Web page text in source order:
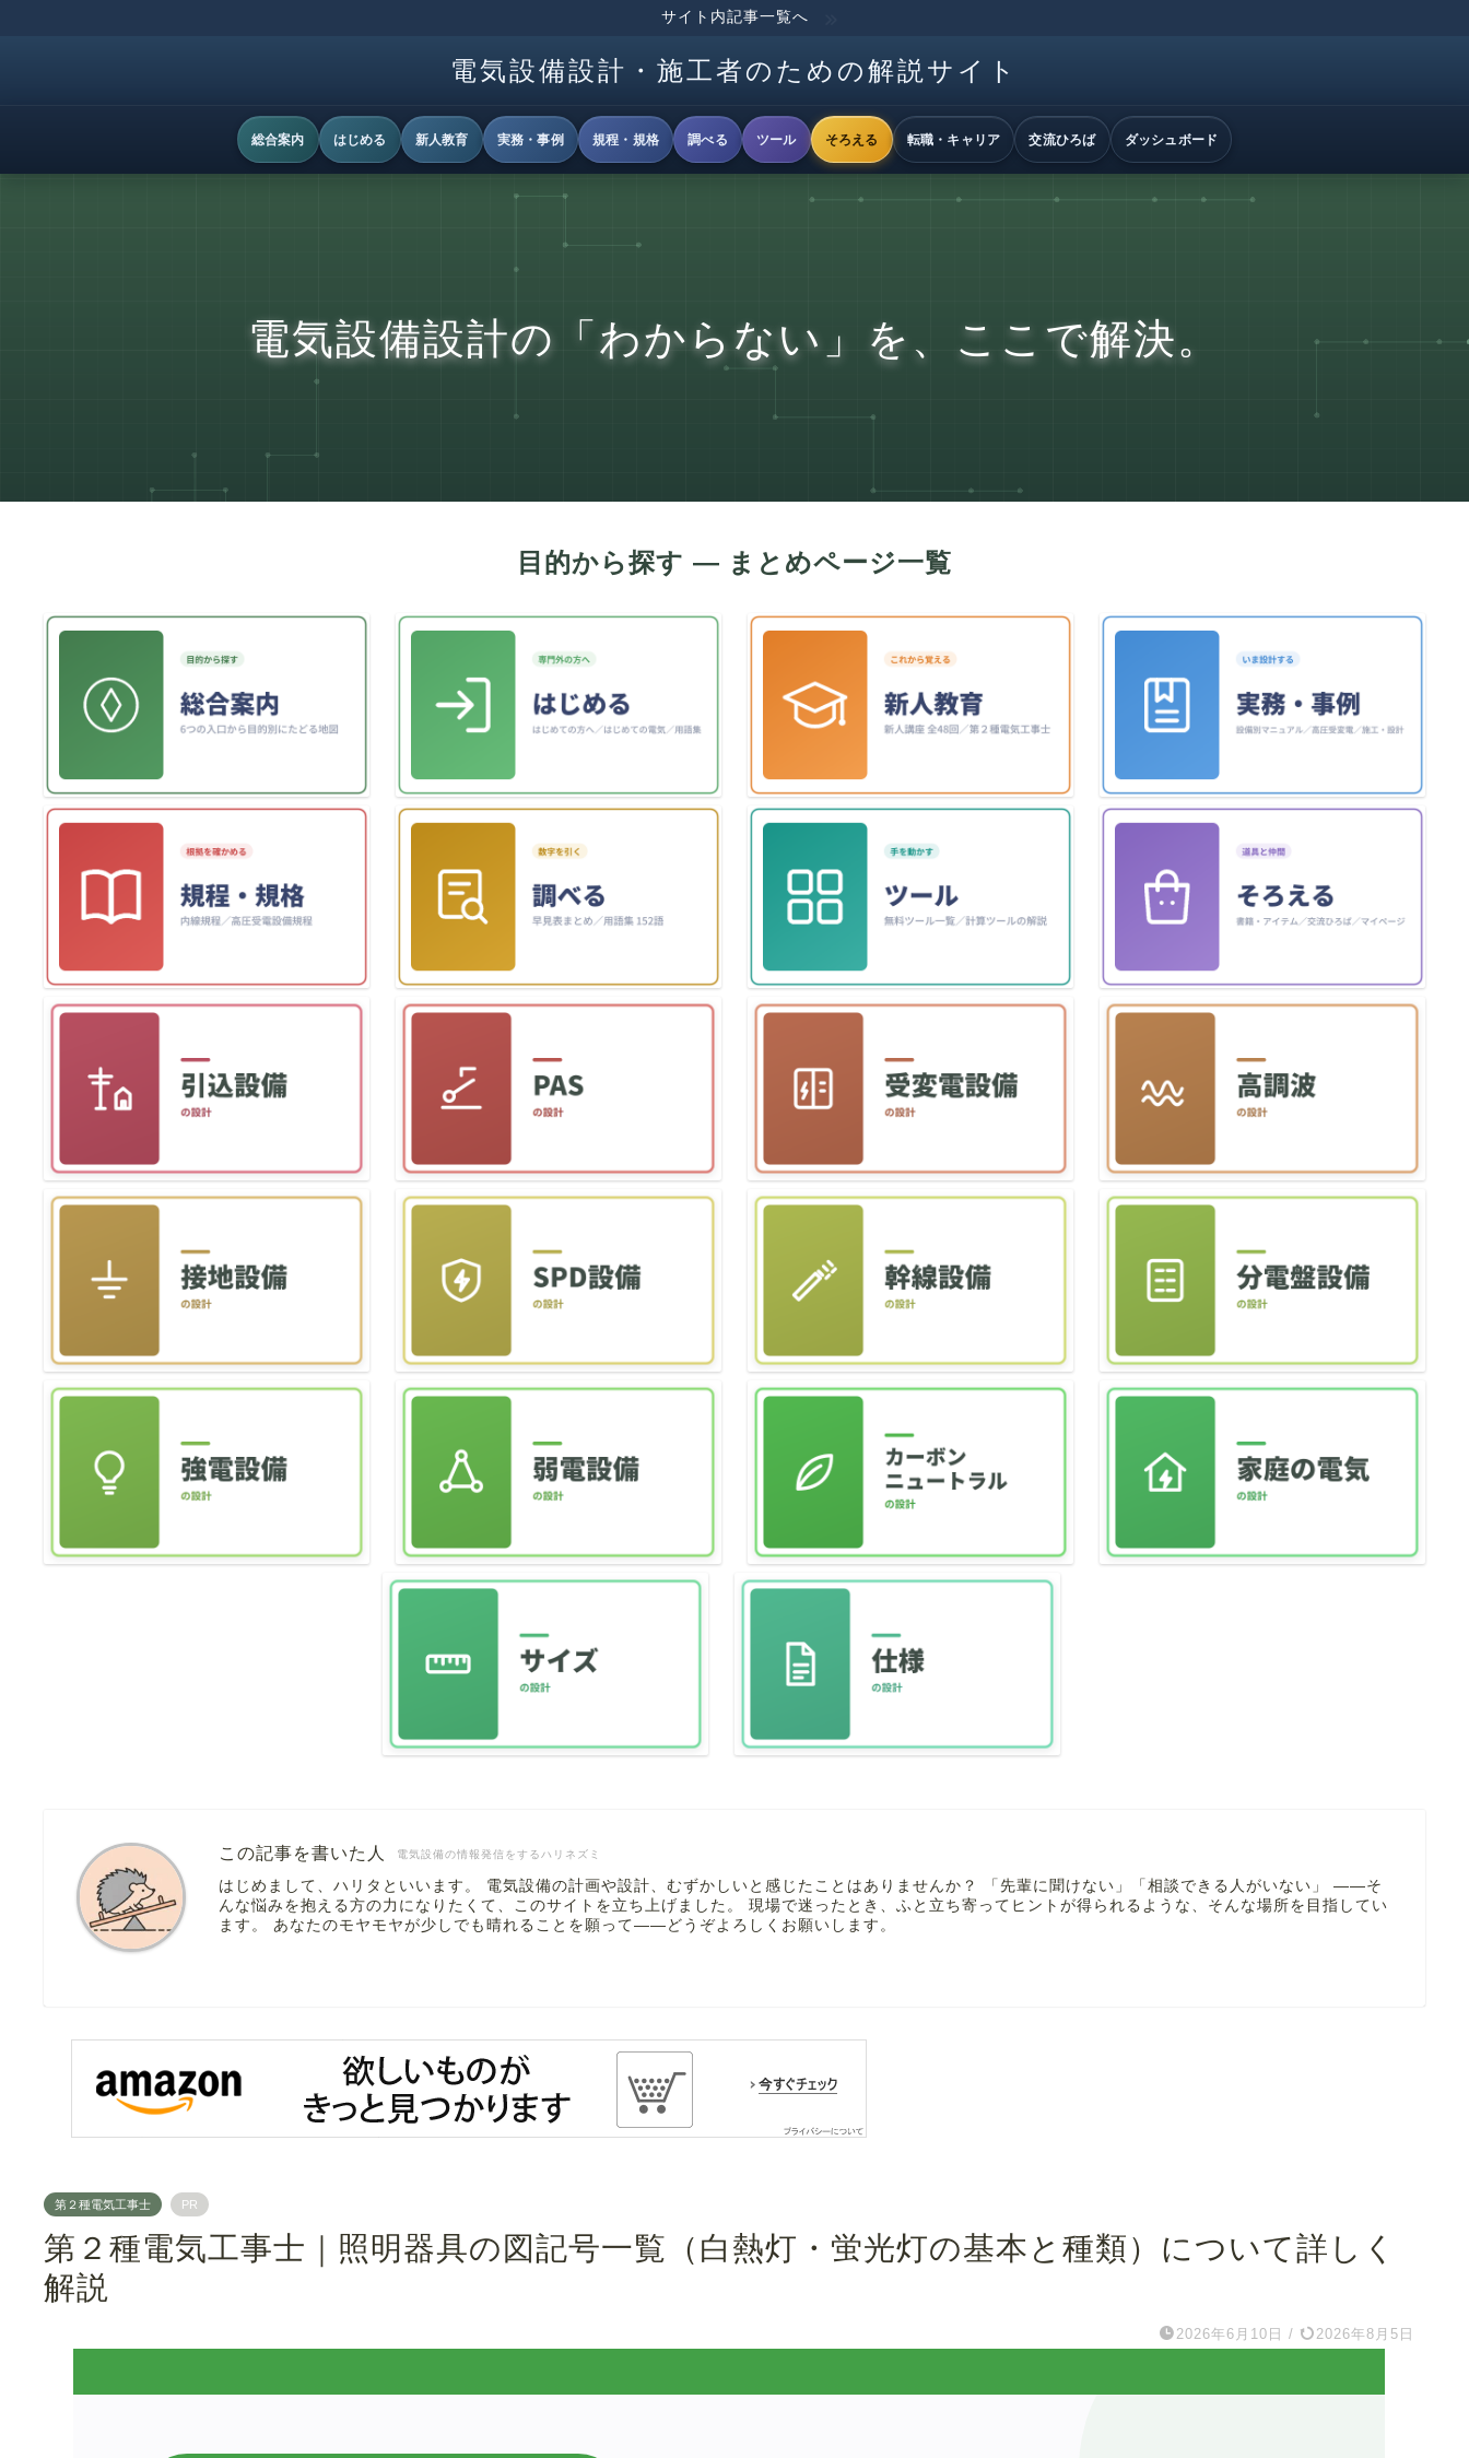
サイト内記事一覧へ
電気設備設計・施工者のための解説サイト
総合案内 はじめる 新人教育 実務・事例 規程・規格 調べる ツール そろえる 転職・キャリア 交流ひろば ダッシュボード
電気設備設計の「わからない」を、ここで解決。
電気設備の情報発信をするハリネズミ
この記事を書いた人
はじめまして、ハリタといいます。 電気設備の計画や設計、むずかしいと感じたことはありませんか？ 「先輩に聞けない」「相談できる人がいない」 ――そ
んな悩みを抱える方の力になりたくて、このサイトを立ち上げました。 現場で迷ったとき、ふと立ち寄ってヒントが得られるような、そんな場所を目指してい
ます。 あなたのモヤモヤが少しでも晴れることを願って――どうぞよろしくお願いします。
第２種電気工事士 PR
第２種電気工事士｜照明器具の図記号一覧（白熱灯・蛍光灯の基本と種類）について詳しく
解説
2026年6月10日 / 2026年8月5日